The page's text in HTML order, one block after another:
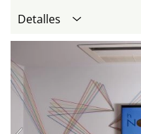
Detalles